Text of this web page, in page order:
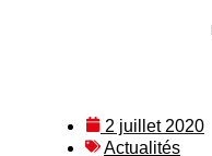
2 juillet 2020
Actualités